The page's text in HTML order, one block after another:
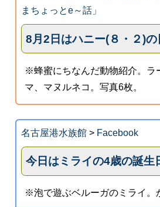
まちょっとe～話」
8月2日はハニー(８・２)の
※蜂蜜にちなんだ動物紹介。ラ
マ、マヌルネコ。写真6枚。
名古屋港水族館> Facebook
今日はミライの4歳の誕生
※泡で遊ぶベルーガのミライ。